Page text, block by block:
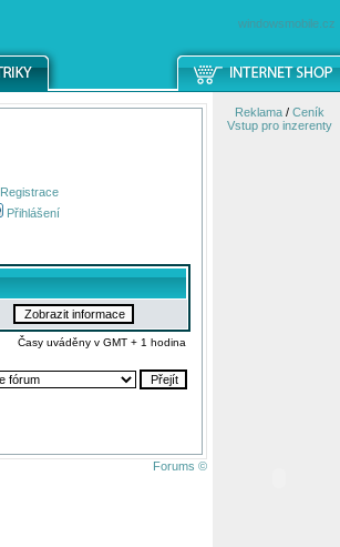
windowsmobile.cz
Registrace
Přihlášení
Časy uváděny v GMT + 1 hodina
Forums ©
Reklama/ Ceník
Vstup pro inzerenty